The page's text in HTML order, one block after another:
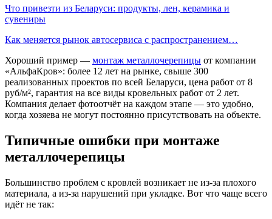
Что привезти из Беларуси: продукты, лен, керамика и
сувениры
Как меняется рынок автосервиса с распространением…
Хороший пример — монтаж металлочерепицы от компании
«АльфаКров»: более 12 лет на рынке, свыше 300
реализованных проектов по всей Беларуси, цена работ от 8
руб/м², гарантия на все виды кровельных работ от 2 лет.
Компания делает фотоотчёт на каждом этапе — это удобно,
когда хозяева не могут постоянно присутствовать на объекте.
Типичные ошибки при монтаже
металлочерепицы
Большинство проблем с кровлей возникает не из-за плохого
материала, а из-за нарушений при укладке. Вот что чаще всего
идёт не так: